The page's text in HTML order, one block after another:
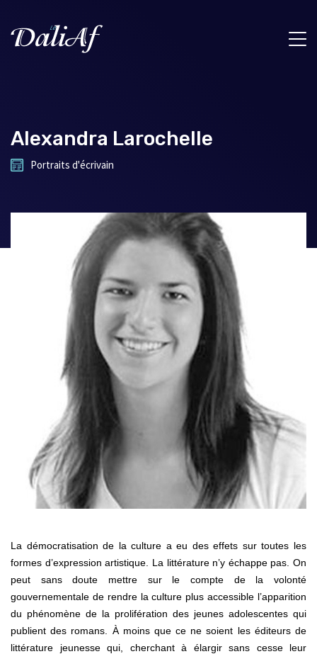
Alexandra Larochelle
Portraits d'écrivain
La démocratisation de la culture a eu des effets sur toutes les
formes d’expression artistique. La littérature n’y échappe pas. On
peut sans doute mettre sur le compte de la volonté
gouvernementale de rendre la culture plus accessible l’apparition
du phénomène de la prolifération des jeunes adolescentes qui
publient des romans. À moins que ce ne soient les éditeurs de
littérature jeunesse qui, cherchant à élargir sans cesse leur